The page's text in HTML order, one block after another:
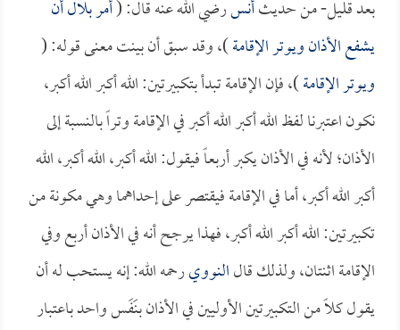
بعد قليل- من حديثأنسرضي الله عنه قال: (أمربلالأن
يشفع الأذان ويوتر الإقامة)، وقد سبق أن بينت معنى قوله: (
ويوتر الإقامة)، فإن الإقامة تبدأ بتكبيرتين: الله أكبر الله أكبر،
نكون اعتبرنا لفظ الله أكبر الله أكبر في الإقامة وتراً بالنسبة إلى
الأذان؛ لأنه في الأذان يكبر أربعاً فيقول: الله أكبر، الله أكبر، الله
أكبر الله أكبر، أما في الإقامة فيقتصر على إحداهما وهي مكونة من
تكبيرتين: الله أكبر الله أكبر، فهذا يرجح أنه في الأذان أربع وفي
الإقامة اثنتان، ولذلك قالالنوويرحمه الله: إنه يستحب له أن
يقول كلاً من التكبيرتين الأوليين في الأذان بنَفَس واحد باعتبار